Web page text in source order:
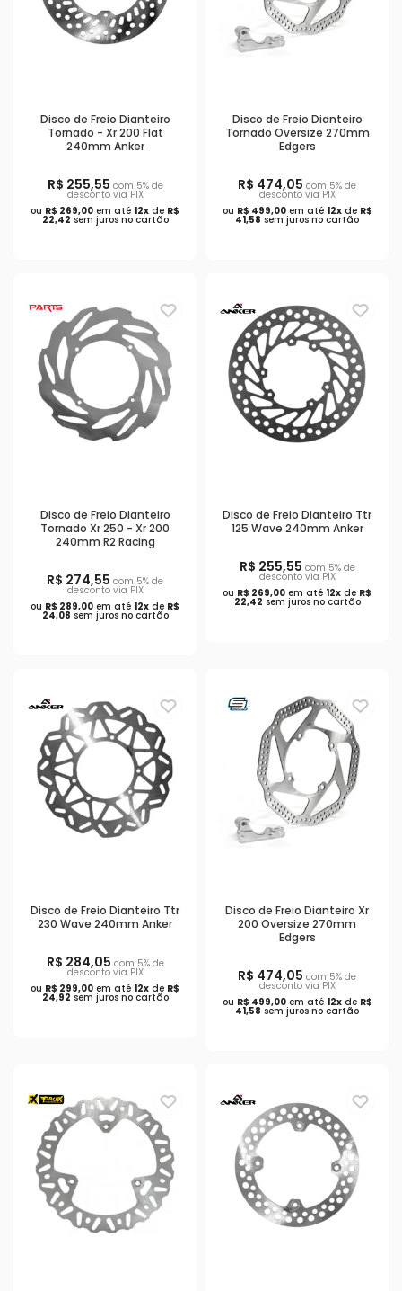
Disco de Freio Dianteiro
Tornado - Xr 200 Flat
240mm Anker
R$ 255,55 com 5% de
desconto via PIX
ou R$ 269,00 em até 12x de R$
22,42 sem juros no cartão
Disco de Freio Dianteiro
Tornado Oversize 270mm
Edgers
R$ 474,05 com 5% de
desconto via PIX
ou R$ 499,00em até 12xde R$
41,58 sem juros no cartão
Disco de Freio Dianteiro
Tornado Xr 250 - Xr 200
240mm R2 Racing
R$ 274,55 com 5% de
desconto via PIX
ou R$ 289,00 em até 12x de R$
24,08 sem juros no cartão
Disco de Freio Dianteiro Ttr
125 Wave 240mm Anker
R$ 255,55 com 5% de
desconto via PIX
ou R$ 269,00 em até 12x de R$
22,42 sem juros no cartão
Disco de Freio Dianteiro Ttr
230 Wave 240mm Anker
R$ 284,05 com 5% de
desconto via PIX
ou R$ 299,00 em até 12x de R$
24,92 sem juros no cartão
Disco de Freio Dianteiro Xr
200 Oversize 270mm
Edgers
R$ 474,05 com 5% de
desconto via PIX
ou R$ 499,00em até 12xde R$
41,58 sem juros no cartão